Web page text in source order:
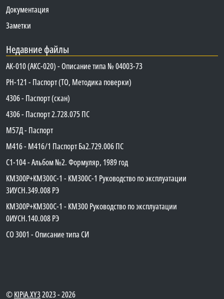
Документация
Заметки
Недавние файлы
АК-010 (АКС-020) - Описание типа № 04003-73
PH-121 - Паспорт (ТО, Методика поверки)
4306 - Паспорт (скан)
4306 - Паспорт 2.728.075 ПС
М57Д - Паспорт
М416 - М416/1 Паспорт Ба2.729.006 ПС
C1-104 - Альбом №2. Формуляр, 1989 год
КМ300Р+КМ300С-1 - КМ300C-1 Руководство по эксплуатации
3ИУСН.349.008 РЭ
КМ300Р+КМ300С-1 - КМ300 Руководство по эксплуатации
0ИУСН.140.008 РЭ
СО 3001 - Описание типа СИ
©KIPiA.XY32023 - 2026